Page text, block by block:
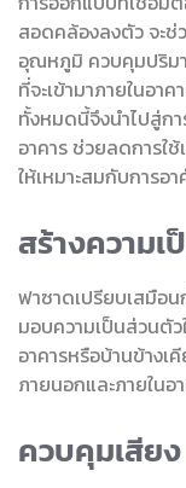
สอดคล้องลงตัว จะ
อุณหภูมิ ควบคุมปริม
ที่จะเข้ามาภายในอา
ทั้งหมดนี้จึงนำไปสู่ก
อาคาร ช่วยลดการใ
ให้เหมาะสมกับการอ
สร้างความเ
ฟาซาดเปรียบเสมือ
มอบความเป็นส่วนตั
อาคารหรือบ้านข้าง
ภายนอกและภายในอ
ควบคุมเสียง